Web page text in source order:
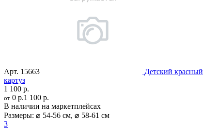
Арт. 15663
Детский красный
картуз
1 100 р.
от 0 р.1 100 р.
В наличии на маркетплейсах
Размеры: ⌀ 54-56 см, ⌀ 58-61 см
3